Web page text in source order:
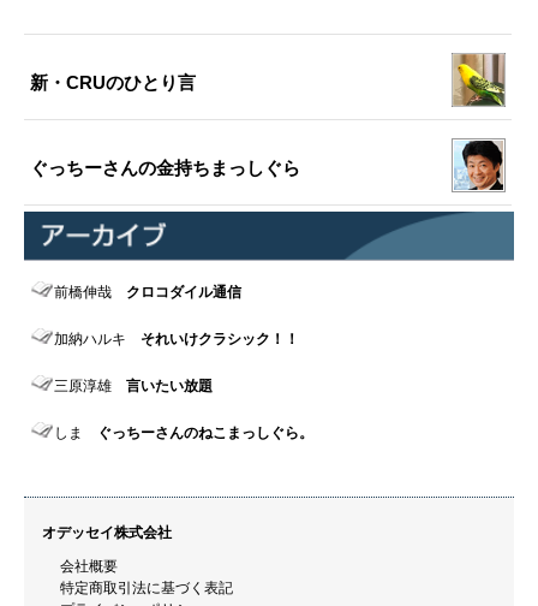
新・CRUのひとり言
ぐっちーさんの金持ちまっしぐら
前橋伸哉 クロコダイル通信
加納ハルキ それいけクラシック！！
三原淳雄 言いたい放題
しま ぐっちーさんのねこまっしぐら。
オデッセイ株式会社
会社概要
特定商取引法に基づく表記